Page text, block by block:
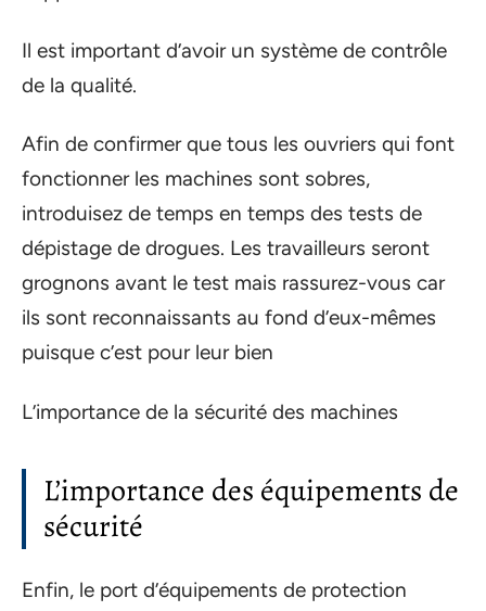
Il est important d’avoir un système de contrôle
de la qualité.
Afin de confirmer que tous les ouvriers qui font
fonctionner les machines sont sobres,
introduisez de temps en temps des tests de
dépistage de drogues. Les travailleurs seront
grognons avant le test mais rassurez-vous car
ils sont reconnaissants au fond d’eux-mêmes
puisque c’est pour leur bien
L’importance de la sécurité des machines
L’importance des équipements de
sécurité
Enfin, le port d’équipements de protection